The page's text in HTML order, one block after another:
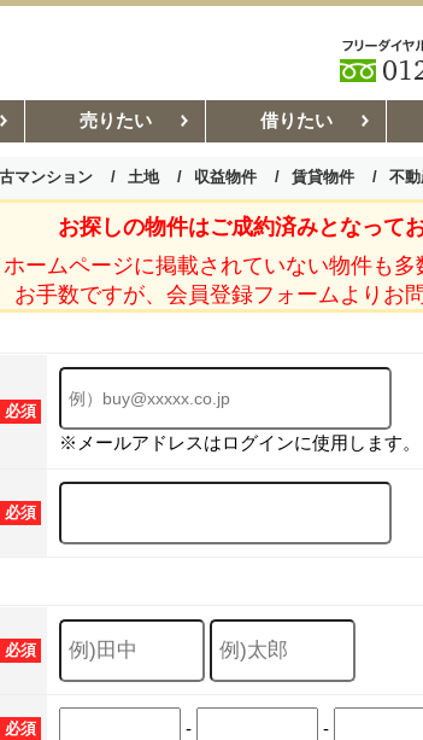
売りたい 借りたい
マンション 土地 収益物件 賃貸物件 不
お部屋探しコラム 賃貸管理コ
お探しの物件はご成約済みとなってお
ホームページに掲載されていない物件も多
お手数ですが、会員登録フォームよりお
必須
※メールアドレスはログインに使用します。
必須
必須
必須 - -